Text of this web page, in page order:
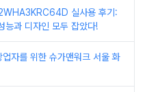
실사용 후기:
능과 디자인 모두 잡았다!
자를 위한 슈가맨워크 서울 화